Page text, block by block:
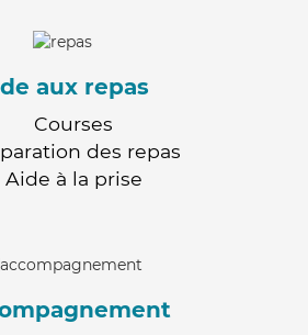
aux repas
Courses
des repas
Aide à la prise